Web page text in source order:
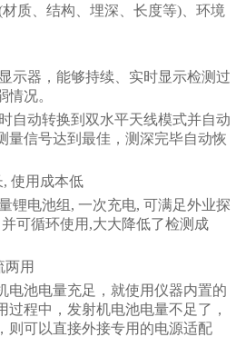
材质、结构、埋深、长度等)、环境
示器，能够持续、实时显示检测过
况。
自动转换到双水平天线模式并自动
量信号达到最佳，测深完毕自动恢
使用成本低
锂电池组 , 一次充电, 可满足外业探
可循环使用,大大降低了检测成
两用
电池电量充足，就使用仪器内置的
过程中，发射机电池电量不足了，
则可以直接外接专用的电源适配